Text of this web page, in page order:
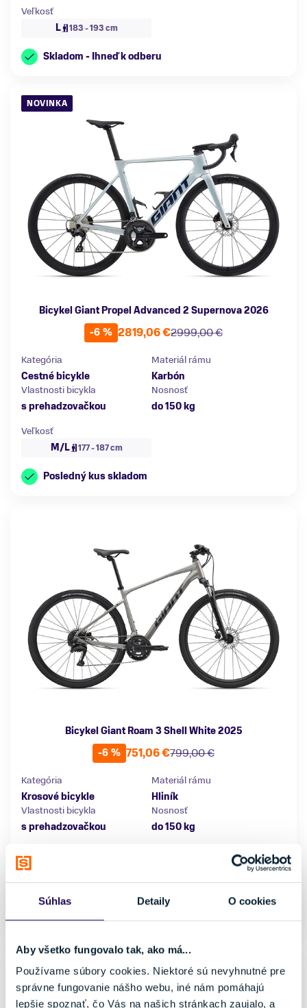
Súhlas Detaily O cookies
Aby všetko fungovalo tak, ako má...
Používame súbory cookies. Niektoré sú nevyhnutné pre
správne fungovanie nášho webu, iné nám pomáhajú
lepšie spoznať, čo Vás na našich stránkach zaujalo, a
Veľkosť
L
183 - 193 cm
Skladom - Ihneď k odberu
NOVINKA
Bicykel Giant Propel Advanced 2 Supernova 2026
-6 %
2999,00 €
2819,06 €
Kategória
Cestné bicykle
Materiál rámu
Karbón
Vlastnosti bicykla
s prehadzovačkou
Nosnosť
do 150 kg
Veľkosť
M/L
177 - 187 cm
Posledný kus skladom
Bicykel Giant Roam 3 Shell White 2025
-6 %
799,00 €
751,06 €
Kategória
Krosové bicykle
Materiál rámu
Hliník
Vlastnosti bicykla
s prehadzovačkou
Nosnosť
do 150 kg
170 - 180 cm
Skladom - Ihneď k odberu